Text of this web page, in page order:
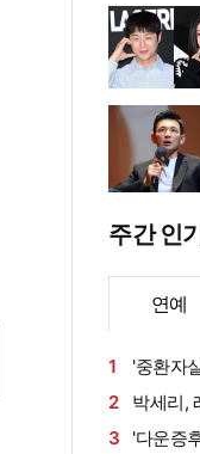
주간 인
연예
1
'중환자
회복 위해
2
박세리,
게 밥 샀다
3
'다운증